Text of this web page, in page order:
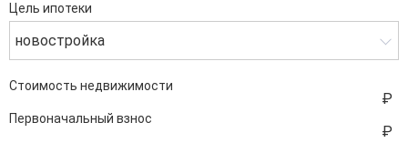
Цель ипотеки
новостройка
Стоимость недвижимости
Первоначальный взнос